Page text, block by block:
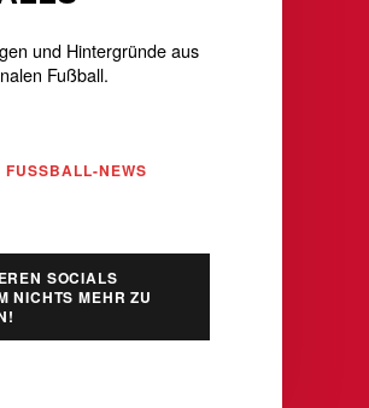
und Hintergründe aus
Fußball.
NEWS
SOCIALS
NICHTS MEHR ZU